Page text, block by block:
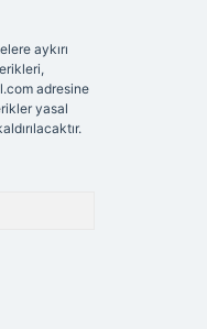
aykırı
adresine
yasal